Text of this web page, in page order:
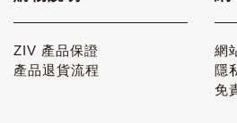
ZIV 產品保證
產品退貨流程
網
隱
免